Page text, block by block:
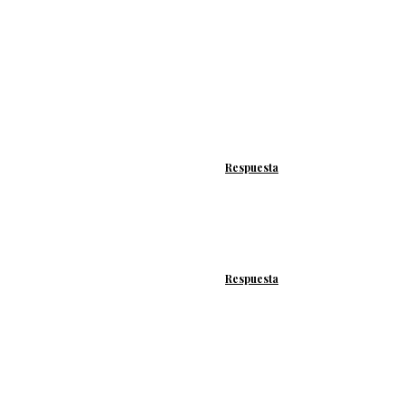
Respuesta
Respuesta